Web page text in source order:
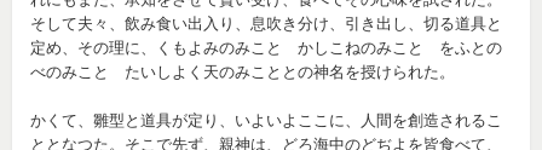
そして夫々、飲み食い出入り、息吹き分け、引き出し、切る道具と
定め、その理に、くもよみのみこと かしこねのみこと をふとの
べのみこと たいしよく天のみこととの神名を授けられた。
かくて、雛型と道具が定り、いよいよここに、人間を創造されるこ
ととなつた。そこで先ず、親神は、どろ海中のどぢよを皆食べて、